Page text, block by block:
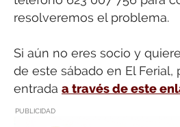
resolveremos el problema.
Si aún no eres socio y
de este sábado en El Ferial,
entrada a través de este
PUBLICIDAD